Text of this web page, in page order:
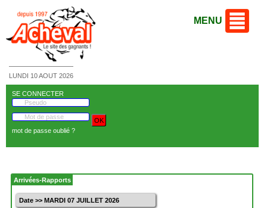
LUNDI 10 AOUT 2026
MENU
SE CONNECTER
mot de passe oublié ?
Arrivées-Rapports
Date >> MARDI 07 JUILLET 2026